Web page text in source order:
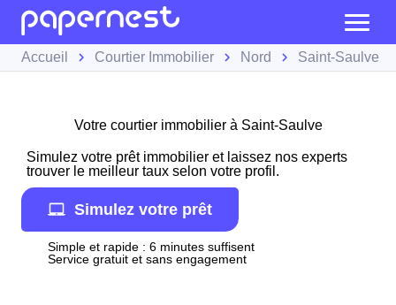
Accueil Courtier Immobilier Nord Saint-Saulve
Votre courtier immobilier à Saint-Saulve
Simulez votre prêt immobilier et laissez nos experts
trouver le meilleur taux selon votre profil.
Simulez votre prêt
Simple et rapide : 6 minutes suffisent
Service gratuit et sans engagement